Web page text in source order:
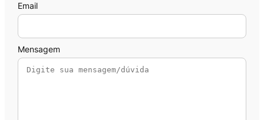
Email
Mensagem